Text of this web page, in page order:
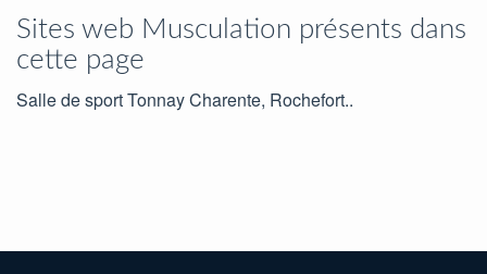
Sites web Musculation présents dans
cette page
Salle de sport Tonnay Charente, Rochefort..